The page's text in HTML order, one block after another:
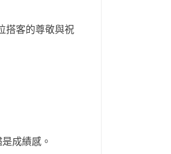
搭客的尊敬與祝
成績感。